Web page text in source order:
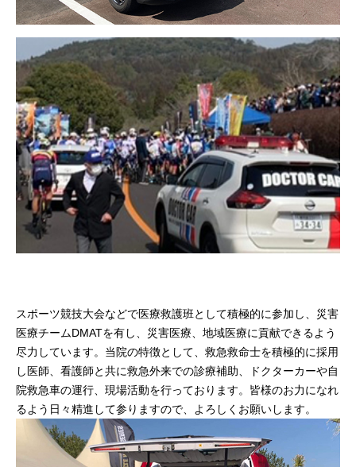
スポーツ競技大会などで医療救護班として積極的に参加し、災害
医療チームDMATを有し、災害医療、地域医療に貢献できるよう
尽力しています。当院の特徴として、救急救命士を積極的に採用
し医師、看護師と共に救急外来での診療補助、ドクターカーや自
院救急車の運行、現場活動を行っております。皆様のお力になれ
るよう日々精進して参りますので、よろしくお願いします。